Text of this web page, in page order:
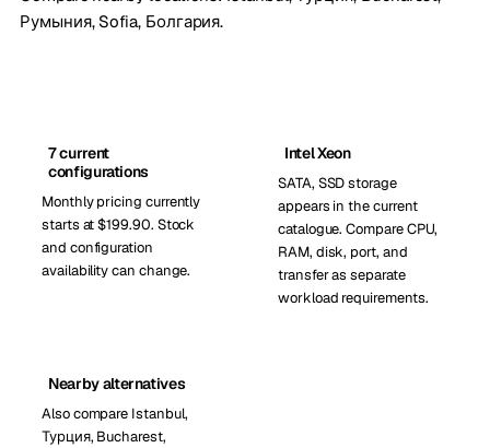
Румыния, Sofia, Болгария.
7 current
configurations
Monthly pricing currently
starts at $199.90. Stock
and configuration
availability can change.
Intel Xeon
SATA, SSD storage
appears in the current
catalogue. Compare CPU,
RAM, disk, port, and
transfer as separate
workload requirements.
Nearby alternatives
Also compare Istanbul,
Турция, Bucharest,